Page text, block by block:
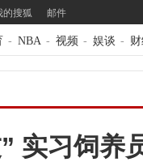
的搜狐 邮件
- NBA - 视频 - 娱谈 -
实习饲养